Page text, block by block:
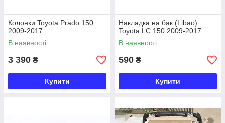
Колонки Toyota Prado 150
2009-2017
В наявності
3 390 ₴
Купити
Накладка на бак (Libao)
Toyota LC 150 2009-2017
В наявності
590 ₴
Купити